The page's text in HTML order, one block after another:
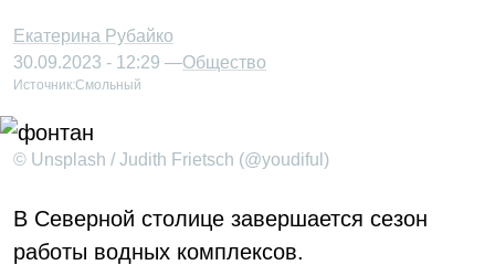
Екатерина Рубайко
30.09.2023 - 12:29 —Общество
Источник:Смольный
© Unsplash / Judith Frietsch (@youdiful)
В Северной столице завершается сезон
работы водных комплексов.